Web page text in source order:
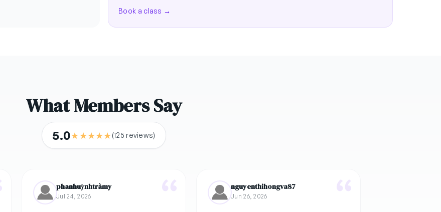
Book a class →
What Members Say
5.0★★★★★(125 reviews)
phanhuỳnhtràmy
Jul 24, 2026
nguyenthihongva87
Jun 26, 2026